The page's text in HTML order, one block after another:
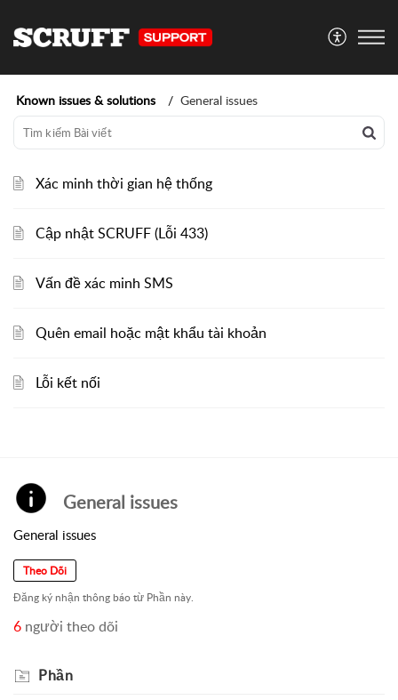
Known issues & solutions General issues
Xác minh thời gian hệ thống
Cập nhật SCRUFF (Lỗi 433)
Vấn đề xác minh SMS
Quên email hoặc mật khẩu tài khoản
Lỗi kết nối
General issues
General issues
Theo Dõi
Đăng ký nhận thông báo từ Phần này.
6 người theo dõi
Phần